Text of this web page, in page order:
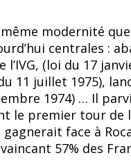
modernité que
centrales :
(loi du 17
11 juillet 1975),
1974) … Il
le premier tour de
gagnerait face à
57% des